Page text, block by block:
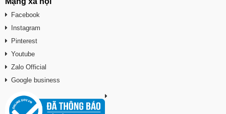
Facebook
Instagram
Pinterest
Youtube
Zalo Official
Google business